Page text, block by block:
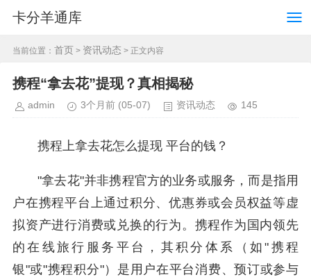
卡分羊通库
当前位置： 首页 > 资讯动态 > 正文内容
携程“拿去花”提现？真相揭秘
admin 3个月前 (05-07) 资讯动态 145
携程上拿去花怎么提现 平台的钱？
"拿去花"并非携程官方的业务或服务，而是指用
户在携程平台上通过积分、优惠券或会员权益等虚
拟资产进行消费或兑换的行为。携程作为国内领先
的在线旅行服务平台，其积分体系（如"携程
银"或"携程积分"）是用户在平台消费、预订或参与